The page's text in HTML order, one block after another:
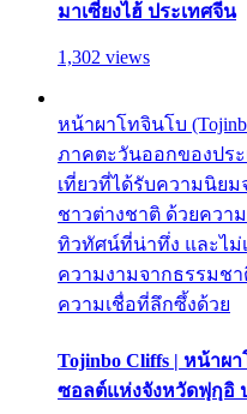
มาเซี่ยงไฮ้ ประเทศจีน
1,302 views
หน้าผาโทจินโบ
ภาคตะวันออกของปร
เที่ยวที่ได้รับความนิย
ชาวต่างชาติ ด้วยควา
ทิวทัศน์ที่น่าทึ่ง และไม่
ความงามจากธรรมช
ความเชื่อที่ลึกซึ้งด้วย
Tojinbo Cliffs | หน้าผ
ซอลต์แห่งจังหวัดฟุกุอิ